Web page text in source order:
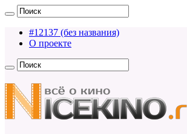
#12137 (без названия)
О проекте